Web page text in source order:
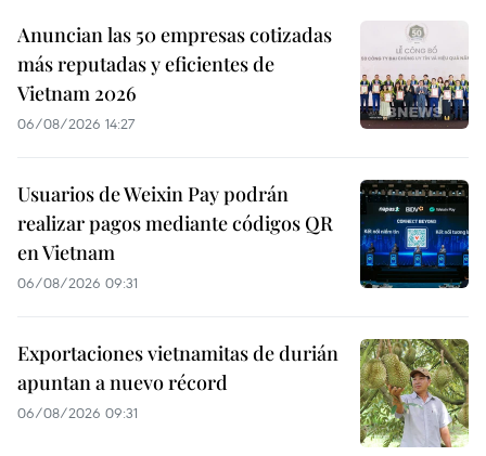
Anuncian las 50 empresas cotizadas
más reputadas y eficientes de
Vietnam 2026
06/08/2026 14:27
Usuarios de Weixin Pay podrán
realizar pagos mediante códigos QR
en Vietnam
06/08/2026 09:31
Exportaciones vietnamitas de durián
apuntan a nuevo récord
06/08/2026 09:31